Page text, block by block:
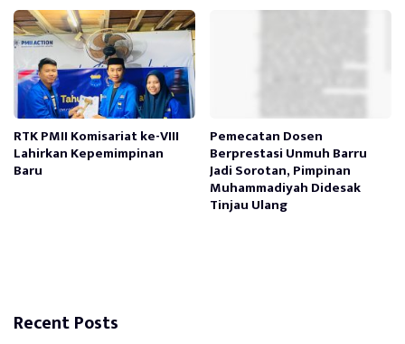
RTK PMII Komisariat ke-VIII
Lahirkan Kepemimpinan
Baru
Pemecatan Dosen
Berprestasi Unmuh Barru
Jadi Sorotan, Pimpinan
Muhammadiyah Didesak
Tinjau Ulang
Recent Posts